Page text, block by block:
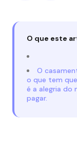
O que este
O
o que tem
é a alegria do
pagar.